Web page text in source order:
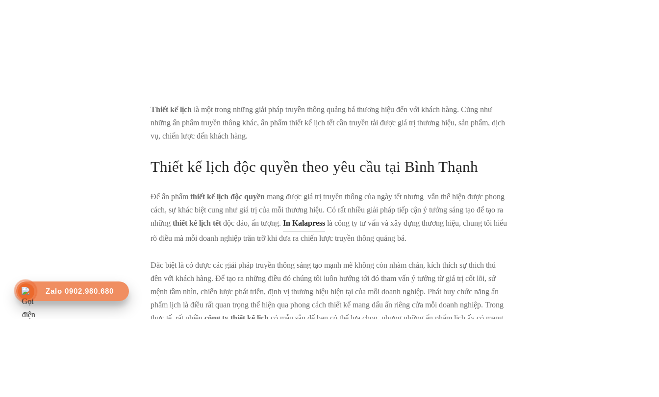
Thiết kế lịch là một trong những giải pháp truyền thông quảng bá thương hiệu đến với khách hàng. Cũng như
những ấn phẩm truyền thông khác, ẩn phẩm thiết kế lịch tết cần truyền tải được giá trị thương hiệu, sản phẩm, dịch
vụ, chiến lược đến khách hàng.
Thiết kế lịch độc quyền theo yêu cầu tại Bình Thạnh
Để ấn phẩm thiết kế lịch độc quyền mang được giá trị truyền thống của ngày tết nhưng vẫn thể hiện được phong
cách, sự khác biệt cung như giá trị của mỗi thương hiệu. Có rất nhiều giải pháp tiếp cận ý tưởng sáng tạo để tạo ra
những thiết kế lịch tết độc đáo, ấn tượng. In Kalapress là công ty tư vấn và xây dựng thương hiệu, chung tôi hiểu
rõ điều mà mỗi doanh nghiệp trăn trỡ khi đưa ra chiến lược truyền thông quảng bá.
Đăc biệt là có được các giải pháp truyền thông sáng tạo mạnh mẽ không còn nhàm chán, kích thích sự thich thú
đên với khách hàng. Để tạo ra những điều đó chúng tôi luôn hướng tới đó tham vấn ý tưởng từ giá trị cốt lõi, sứ
mệnh tầm nhìn, chiến lược phát triễn, định vị thương hiệu hiện tại của mỗi doanh nghiệp. Phát huy chức năng ấn
phẩm lịch là điều rất quan trọng thể hiện qua phong cách thiết kế mang dấu ấn riêng cửa mỗi doanh nghiệp. Trong
thực tế, rất nhiều công ty thiết kế lịch có mẫu sẳn để bạn có thể lựa chọn, nhưng những ấn phẩm lịch ấy có mang
Zalo 0902.980.680